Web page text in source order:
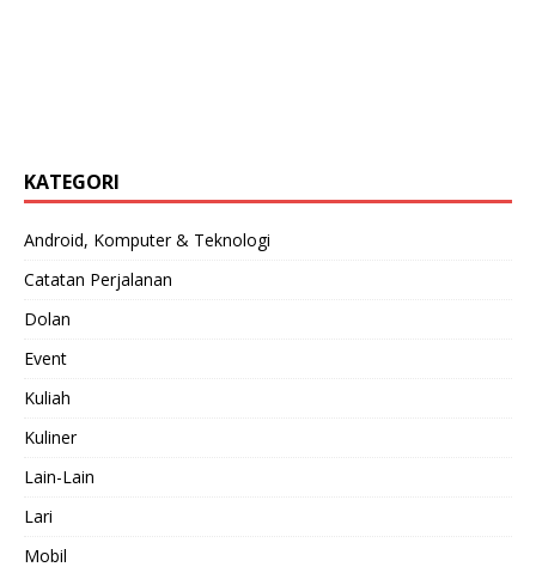
KATEGORI
Android, Komputer & Teknologi
Catatan Perjalanan
Dolan
Event
Kuliah
Kuliner
Lain-Lain
Lari
Mobil